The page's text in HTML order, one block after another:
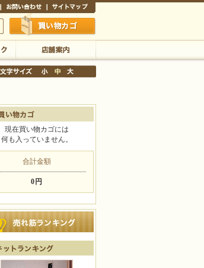
買い物かご
店舗案内
現在買い物カゴには
何も入っていません。
合計金額
0円